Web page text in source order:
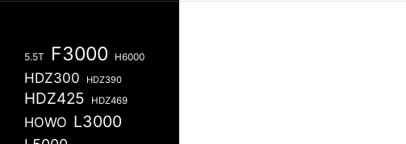
5.5T F3000 H6000
HDZ300 HDZ390
HDZ425 HDZ469
HOWO L3000